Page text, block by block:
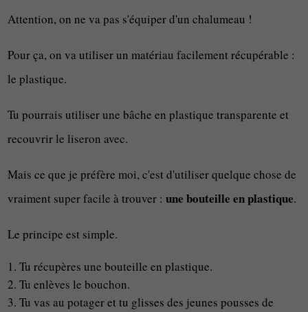
Attention, on ne va pas s'équiper d'un chalumeau !
Pour ça, on va utiliser un matériau facilement récupérable :
le plastique.
Tu pourrais utiliser une bâche en plastique transparente et
recouvrir le liseron avec.
Mais ce que je préfère moi, c'est d'utiliser quelque chose de
vraiment super facile à trouver :une bouteille en plastique.
Le principe est simple.
Tu récupères une bouteille en plastique.
Tu enlèves le bouchon.
Tu vas au potager et tu glisses des jeunes pousses de